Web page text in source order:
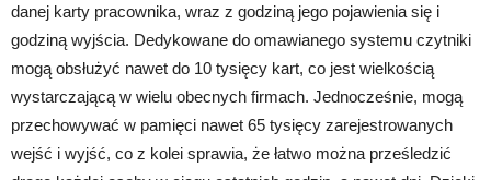
danej karty pracownika, wraz z godziną jego pojawienia się i
godziną wyjścia. Dedykowane do omawianego systemu czytniki
mogą obsłużyć nawet do 10 tysięcy kart, co jest wielkością
wystarczającą w wielu obecnych firmach. Jednocześnie, mogą
przechowywać w pamięci nawet 65 tysięcy zarejestrowanych
wejść i wyjść, co z kolei sprawia, że łatwo można prześledzić